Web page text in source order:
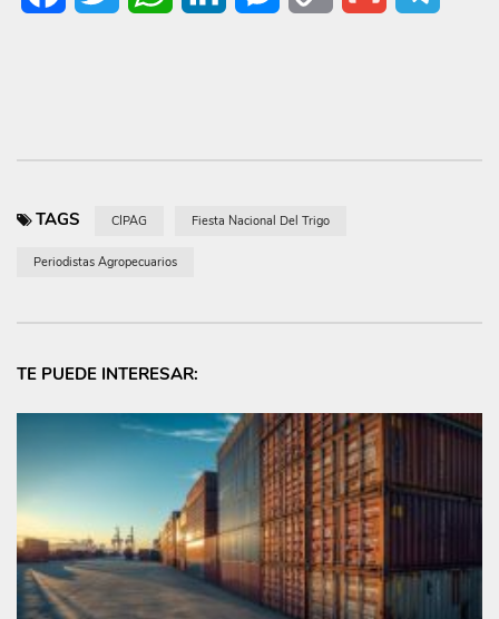
TAGS CIPAG Fiesta Nacional Del Trigo
Periodistas Agropecuarios
TE PUEDE INTERESAR: